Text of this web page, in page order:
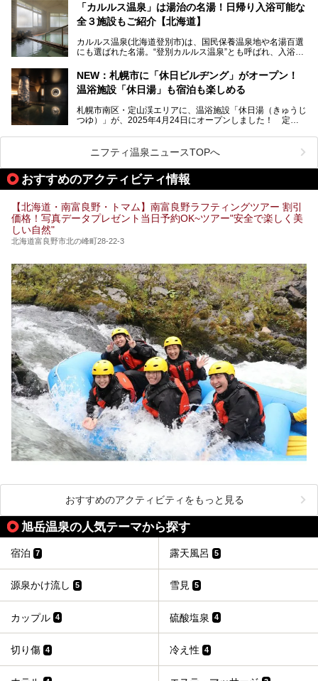
「川島旅館」は、豊富温泉の開湯当初から営業する老舗旅
館。とりわけ温泉の良さと名物のバター料理に定評があり、
の温泉や料理をはじめ、パブリックスペース・客室など宿の
全貌を徹底的にご紹介します！
「カルルス温泉」は湯治の名湯！日帰り入浴可能な
全３施設もご紹介【北海道】
カルルス温泉(北海道登別市)は、国民保養温泉地や名湯百選
にも選ばれた名湯。“登別カルルス温泉”とも呼ばれ、入浴剤
豊かな登別温泉とは対照的な存在で、今も湯治場的な要素が
残る閑静な温泉地です。
地体験し、カルルス温泉をご紹介。温泉地の概要や泉質解説
をはじめ、日帰り入浴可能な全３施設の紹介・周辺観光・ア
NEW：札幌市に「休日ビルヂング」がオープン！
温浴施設「休日湯」も宿泊も楽しめる
札幌市南区・定山渓エリアに、温浴施設「休日湯（きゅうじ
つゆ）」が、2025年4月24日にオープンしました！ 定山
この施設は、温泉・サウナの「休日湯」・ラウンジの「THE
LOUNGE DAYOF」・グルメ「休日洋麺店」・ホテル「エク
スクラメーションホテル」で構成された、まさに大人の癒し
空間。
今回は、そんな「休日ビルヂング」の魅力を5つのポイント
ニフティ温泉ニュースTOPへ
おすすめのアクティビティ情報
【北海道・南富良野・トマム】南富良野ラフティングツアー 割引
価格！写真データプレゼント当日予約OK~ツアー"安全で楽しく美
しい自然"
北海道富良野市北の峰町28-22-3
おすすめのアクティビティをもっと見る
旭岳温泉の人気テーマから探す
宿泊 7 露天風呂 5
源泉かけ流し 5 雪見 5
カップル 4 硫酸塩泉 4
切り傷 4 冷え性 4